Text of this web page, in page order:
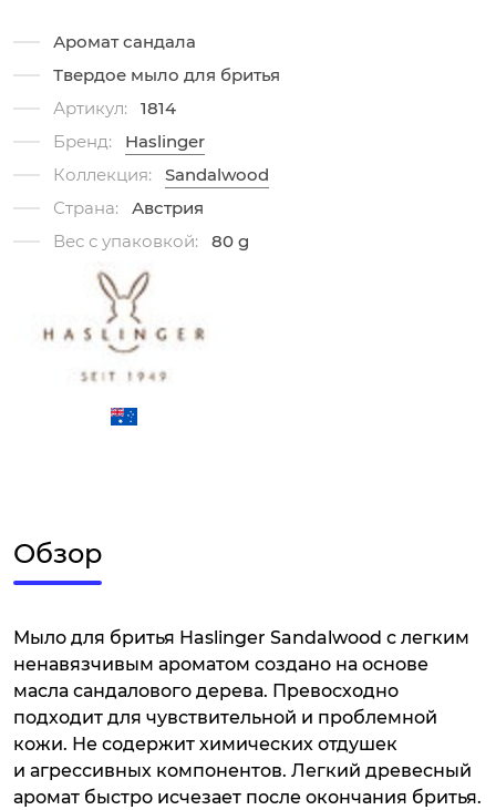
Аромат сандала
Твердое мыло для бритья
Артикул:
1814
Бренд:
Haslinger
Коллекция:
Sandalwood
Страна:
Австрия
Вес с упаковкой:
80 g
Обзор
Мыло для бритья Haslinger Sandalwood с легким
ненавязчивым ароматом создано на основе
масла сандалового дерева. Превосходно
подходит для чувствительной и проблемной
кожи. Не содержит химических отдушек
и агрессивных компонентов. Легкий древесный
аромат быстро исчезает после окончания бритья.